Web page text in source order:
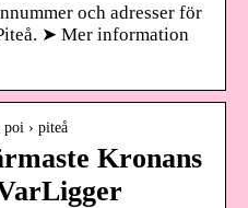
och adresser för
➤ Mer information
› piteå
Kronans